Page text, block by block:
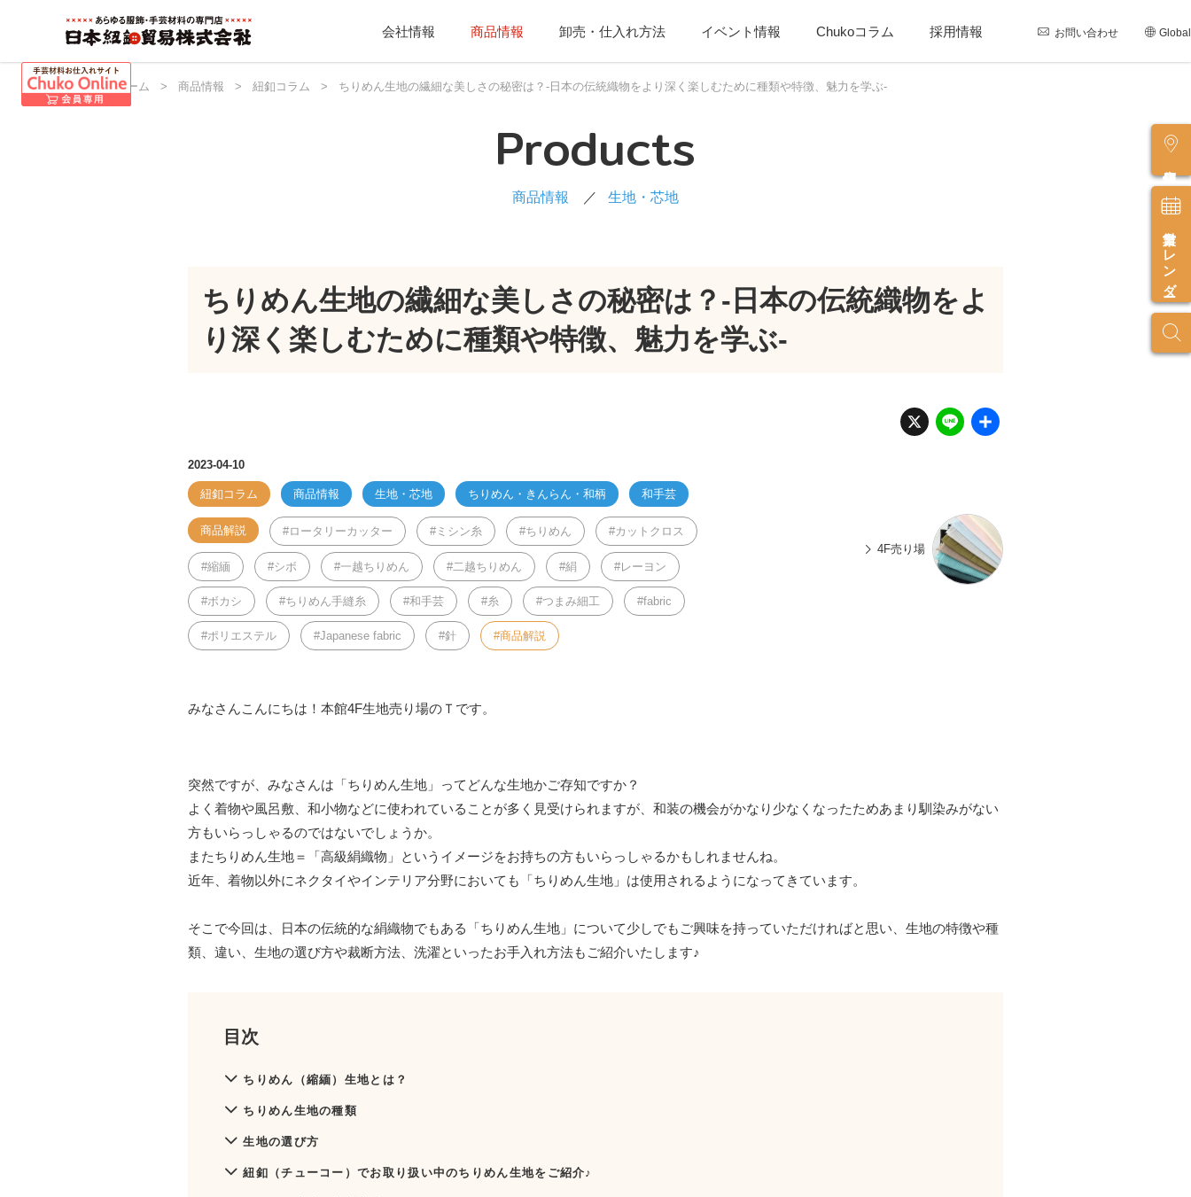
会社情報 商品情報 卸売・仕入れ方法 イベント情報 Chukoコラム 採用情報 お問い合わせ Global
営業カレンダー
日本紐釦 ホーム > 商品情報 > 紐釦コラム > ちりめん生地の繊細な美しさの秘密は？-日本の伝統織物をより深く楽しむために種類や特徴、魅力を学ぶ-
Products
商品情報 生地・芯地
ちりめん生地の繊細な美しさの秘密は？-日本の伝統織物をよ
り深く楽しむために種類や特徴、魅力を学ぶ-
X Li
n
2023-04-10
紐釦コラム 商品情報 生地・芯地 ちりめん・きんらん・和柄 和手芸
商品解説 ロータリーカッター ミシン糸 ちりめん カットクロス
縮緬 シボ 一越ちりめん 二越ちりめん 絹 レーヨン
ボカシ ちりめん手縫糸 和手芸 糸 つまみ細工 fabric
ポリエステル Japanese fabric 針 商品解説
4F売り場
みなさんこんにちは！本館4F生地売り場のＴです。
突然ですが、みなさんは「ちりめん生地」ってどんな生地かご存知ですか？
よく着物や風呂敷、和小物などに使われていることが多く見受けられますが、和装の機会がかなり少なくなったためあまり馴染みがない
方もいらっしゃるのではないでしょうか。
またちりめん生地＝「高級絹織物」というイメージをお持ちの方もいらっしゃるかもしれませんね。
近年、着物以外にネクタイやインテリア分野においても「ちりめん生地」は使用されるようになってきています。
そこで今回は、日本の伝統的な絹織物でもある「ちりめん生地」について少しでもご興味を持っていただければと思い、生地の特徴や種
類、違い、生地の選び方や裁断方法、洗濯といったお手入れ方法もご紹介いたします♪
目次
ちりめん（縮緬）生地とは？
ちりめん生地の種類
生地の選び方
紐釦（チューコー）でお取り扱い中のちりめん生地をご紹介♪